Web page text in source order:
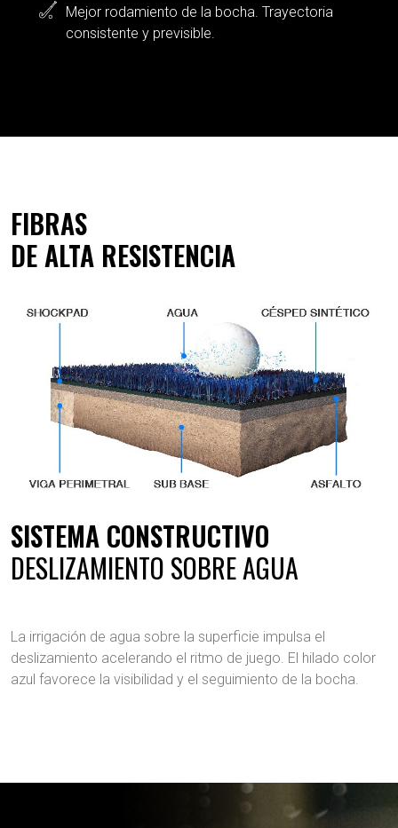
Mejor rodamiento de la bocha. Trayectoria
consistente y previsible.
FIBRAS
DE ALTA RESISTENCIA
SISTEMA CONSTRUCTIVO
DESLIZAMIENTO SOBRE AGUA
La irrigación de agua sobre la superficie impulsa el
deslizamiento acelerando el ritmo de juego. El hilado color
azul favorece la visibilidad y el seguimiento de la bocha.